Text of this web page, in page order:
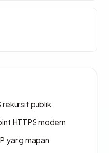
rekursif publik
HTTPS modern
yang mapan